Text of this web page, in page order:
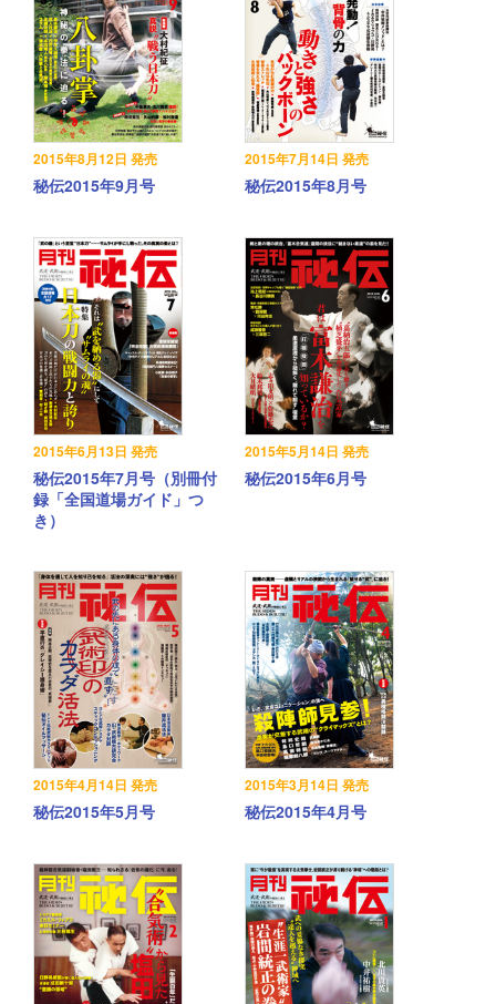
2015年8月12日 発売
秘伝2015年9月号
2015年7月14日 発売
秘伝2015年8月号
2015年6月13日 発売
秘伝2015年7月号（別冊付
録「全国道場ガイド」つ
き）
2015年5月14日 発売
秘伝2015年6月号
2015年4月14日 発売
秘伝2015年5月号
2015年3月14日 発売
秘伝2015年4月号